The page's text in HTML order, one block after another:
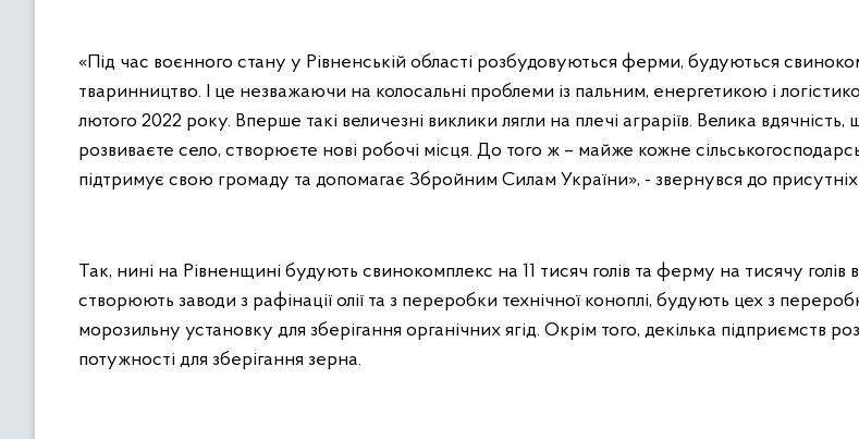
«Під час воєнного стану у Рівненській області розбудовуються ферми, будуються
тваринництво. І це незважаючи на колосальні проблеми із пальним, енергетикою і
лютого 2022 року. Вперше такі величезні виклики лягли на плечі аграріїв. Велика вдячність,
розвиваєте село, створюєте нові робочі місця. До того ж – майже кожне
підтримує свою громаду та допомагає Збройним Силам України», - звернувся до
Так, нині на Рівненщині будують свинокомплекс на 11 тисяч голів та ферму на тисячу голів
створюють заводи з рафінації олії та з переробки технічної коноплі, будують цех з
морозильну установку для зберігання органічних ягід. Окрім того, декілька підприємств
потужності для зберігання зерна.